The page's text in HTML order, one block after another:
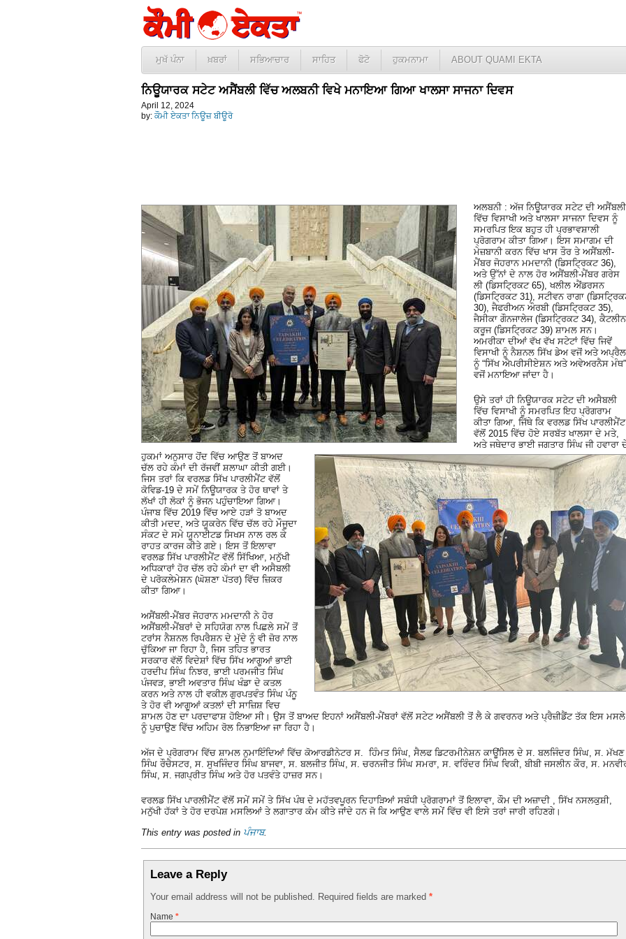
ਮੁਖੱ ਪੰਨਾ ਖ਼ਬਰਾਂ ਸਭਿਆਚਾਰ ਸਾਹਿਤ ਫੋਟੋ ਹੁਕਮਨਾਮਾ ABOUT QUAMI EKTA
ਨਿਊਯਾਰਕ ਸਟੇਟ ਅਸੈਂਬਲੀ ਵਿੱਚ ਅਲਬਨੀ ਵਿਖੇ ਮਨਾਇਆ ਗਿਆ ਖਾਲਸਾ ਸਾਜਨਾ ਦਿਵਸ
April 12, 2024
by: ਕੌਮੀ ਏਕਤਾ ਨਿਊਜ਼ ਬੀਊਰੋ
ਅਲਬਨੀ : ਅੱਜ ਨਿਊਯਾਰਕ ਸਟੇਟ ਦੀ ਅਸੈਂਬਲੀ
ਵਿੱਚ ਵਿਸਾਖੀ ਅਤੇ ਖਾਲਸਾ ਸਾਜਨਾ ਦਿਵਸ ਨੂੰ
ਸਮਰਪਿਤ ਇਕ ਬਹੁਤ ਹੀ ਪ੍ਰਭਾਵਸ਼ਾਲੀ
ਪ੍ਰੋਗਰਾਮ ਕੀਤਾ ਗਿਆ। ਇਸ ਸਮਾਗਮ ਦੀ
ਮੇਜ਼ਬਾਨੀ ਕਰਨ ਵਿੱਚ ਖਾਸ ਤੌਰ ਤੇ ਅਸੈਂਬਲੀ-
ਮੈਂਬਰ ਜੋਹਰਾਨ ਮਮਦਾਨੀ (ਡਿਸਟ੍ਰਿਕਟ 36),
ਅਤੇ ਉੱਨਾਂ ਦੇ ਨਾਲ ਹੋਰ ਅਸੈਂਬਲੀ-ਮੈਂਬਰ ਗਰੇਸ
ਲੀ (ਡਿਸਟ੍ਰਿਕਟ 65), ਖਲੀਲ ਐਂਡਰਸਨ
(ਡਿਸਟ੍ਰਿਕਟ 31), ਸਟੀਵਨ ਰਾਗਾ
30), ਜੈਫਰੀਅਨ ਔਰਬੀ (ਡਿਸਟ੍ਰਿਕਟ 35),
ਜੈਸੀਕਾ ਗੌਨਜਾਲੇਜ (ਡਿਸਟ੍ਰਿਕਟ 34),
ਕਰੂਜ (ਡਿਸਟ੍ਰਿਕਟ 39) ਸ਼ਾਮਲ ਸਨ।
ਅਮਰੀਕਾ ਦੀਆਂ ਵੱਖ ਵੱਖ ਸਟੇਟਾਂ ਵਿੱਚ ਜਿਵੇਂ
ਵਿਸਾਖੀ ਨੂੰ ਨੈਸ਼ਨਲ ਸਿੱਖ ਡੇਅ ਵਜੋਂ ਅਤੇ ਅਪ੍ਰੈਲ
ਨੂੰ “ਸਿੱਖ ਐਪਰੀਸੀਏਸ਼ਨ ਅਤੇ ਅਵੇਅਰਨੈਸ ਮੰਥ”
ਵਜੋਂ ਮਨਾਇਆ ਜਾਂਦਾ ਹੈ।
ਉਸੇ ਤਰਾਂ ਹੀ ਨਿਊਯਾਰਕ ਸਟੇਟ ਦੀ ਅਸੈਬਲੀ
ਵਿੱਚ ਵਿਸਾਖੀ ਨੂੰ ਸਮਰਪਿਤ ਇਹ ਪ੍ਰੋਗਰਾਮ
ਕੀਤਾ ਗਿਆ, ਜਿੱਥੇ ਕਿ ਵਰਲਡ ਸਿੱਖ ਪਾਰਲੀਮੈਂਟ
ਵੱਲੋਂ 2015 ਵਿੱਚ ਹੋਏ ਸਰਬੱਤ ਖਾਲਸਾ ਦੇ ਮਤੇ,
ਅਤੇ ਜਥੇਦਾਰ ਭਾਈ ਜਗਤਾਰ ਸਿੰਘ ਜੀ ਹਵਾਰਾ
ਹੁਕਮਾਂ ਅਨੁਸਾਰ ਹੋਂਦ ਵਿੱਚ ਆਉਣ ਤੋਂ ਬਾਅਦ
ਚੱਲ ਰਹੇ ਕੰਮਾਂ ਦੀ ਰੱਜਵੀਂ ਸ਼ਲਾਘਾ ਕੀਤੀ ਗਈ।
ਜਿਸ ਤਰਾਂ ਕਿ ਵਰਲਡ ਸਿੱਖ ਪਾਰਲੀਮੈਂਟ ਵੱਲੋਂ
ਕੋਵਿਡ-19 ਦੇ ਸਮੇਂ ਨਿਊਯਾਰਕ ਤੇ ਹੋਰ ਥਾਵਾਂ ਤੇ
ਲੱਖਾਂ ਹੀ ਲੋਕਾਂ ਨੂੰ ਭੋਜਨ ਪਹੁੰਚਾਇਆ ਗਿਆ।
ਪੰਜਾਬ ਵਿੱਚ 2019 ਵਿੱਚ ਆਏ ਹੜਾਂ ਤੋ ਬਾਅਦ
ਕੀਤੀ ਮਦਦ, ਅਤੇ ਯੂਕਰੇਨ ਵਿੱਚ ਚੱਲ ਰਹੇ ਮੌਜੂਦਾ
ਸੰਕਟ ਦੇ ਸਮੇ ਯੂਨਾਈਟਡ ਸਿਖਸ ਨਾਲ ਰਲ ਕੇ
ਰਾਹਤ ਕਾਰਜ ਕੀਤੇ ਗਏ। ਇਸ ਤੋਂ ਇਲਾਵਾ
ਵਰਲਡ ਸਿੱਖ ਪਾਰਲੀਮੈਂਟ ਵੱਲੋਂ ਸਿੱਖਿਆ, ਮਨੁੱਖੀ
ਅਧਿਕਾਰਾਂ ਹੋਰ ਚੱਲ ਰਹੇ ਕੰਮਾਂ ਦਾ ਵੀ ਅਸੈਬਲੀ
ਦੇ ਪਰੋਕਲੇਮੇਸ਼ਨ (ਘੋਸ਼ਣਾ ਪੱਤਰ) ਵਿੱਚ ਜ਼ਿਕਰ
ਕੀਤਾ ਗਿਆ।
ਅਸੈਂਬਲੀ-ਮੈਂਬਰ ਜੋਹਰਾਨ ਮਮਦਾਨੀ ਨੇ ਹੋਰ
ਅਸੈਂਬਲੀ-ਮੈਂਬਰਾਂ ਦੇ ਸਹਿਯੋਗ ਨਾਲ ਪਿਛਲੇ ਸਮੇਂ ਤੋਂ
ਟਰਾਂਸ ਨੈਸ਼ਨਲ ਰਿਪਰੈਸ਼ਨ ਦੇ ਮੁੱਦੇ ਨੂੰ ਵੀ ਜ਼ੋਰ ਨਾਲ
ਚੁੱਕਿਆ ਜਾ ਰਿਹਾ ਹੈ, ਜਿਸ ਤਹਿਤ ਭਾਰਤ
ਸਰਕਾਰ ਵੱਲੋਂ ਵਿਦੇਸ਼ਾਂ ਵਿੱਚ ਸਿੱਖ ਆਗੂਆਂ ਭਾਈ
ਹਰਦੀਪ ਸਿੰਘ ਨਿਝਰ, ਭਾਈ ਪਰਮਜੀਤ ਸਿੰਘ
ਪੰਜਵੜ, ਭਾਈ ਅਵਤਾਰ ਸਿੰਘ ਖੰਡਾ ਦੇ ਕਤਲ
ਕਰਨ ਅਤੇ ਨਾਲ ਹੀ ਵਕੀਲ਼ ਗੁਰਪਤਵੰਤ ਸਿੰਘ ਪੰਨੂ
ਤੇ ਹੋਰ ਵੀ ਆਗੂਆਂ ਕਤਲਾਂ ਦੀ ਸਾਜ਼ਿਸ਼ ਵਿਚ
ਸ਼ਾਮਲ ਹੋਣ ਦਾ ਪਰਦਾਫਾਸ਼ ਹੋਇਆ ਸੀ। ਉਸ ਤੋਂ ਬਾਅਦ ਇਹਨਾਂ ਅਸੈਂਬਲੀ-ਮੈਂਬਰਾਂ ਵੱਲੋਂ ਸਟੇਟ ਅਸੈਂਬਲੀ ਤੋਂ ਲੈ ਕੇ ਗਵਰਨਰ ਅਤੇ ਪ੍ਰੈਜ਼ੀਡੈਂਟ ਤੱਕ ਇਸ ਮਸਲੇ
ਨੂੰ ਪੁਚਾਉਣ ਵਿੱਚ ਅਹਿਮ ਰੋਲ ਨਿਭਾਇਆ ਜਾ ਰਿਹਾ ਹੈ।
ਅੱਜ ਦੇ ਪ੍ਰੋਗਰਾਮ ਵਿੱਚ ਸ਼ਾਮਲ ਨੁਮਾਇੰਦਿਆਂ ਵਿੱਚ ਕੋਆਰਡੀਨੇਟਰ ਸ. ਹਿੰਮਤ ਸਿੰਘ, ਸੈਲਫ ਡਿਟਰਮੀਨੇਸ਼ਨ ਕਾਊਂਸਿਲ ਦੇ ਸ. ਬਲਜਿੰਦਰ ਸਿੰਘ, ਸ. ਮੱਖਣ
ਸਿੰਘ ਰੌਚੈਸਟਰ, ਸ. ਸੁਖਜਿੰਦਰ ਸਿੰਘ ਬਾਜਵਾ, ਸ. ਬਲਜੀਤ ਸਿੰਘ, ਸ. ਚਰਨਜੀਤ ਸਿੰਘ ਸਮਰਾ, ਸ. ਵਰਿੰਦਰ ਸਿੰਘ ਵਿਕੀ, ਬੀਬੀ ਜਸਲੀਨ ਕੌਰ, ਸ.
ਸਿੰਘ, ਸ. ਜਗਪ੍ਰੀਤ ਸਿੰਘ ਅਤੇ ਹੋਰ ਪਤਵੰਤੇ ਹਾਜ਼ਰ ਸਨ।
ਵਰਲਡ ਸਿੱਖ ਪਾਰਲੀਮੈਂਟ ਵੱਲੋਂ ਸਮੇਂ ਸਮੇਂ ਤੇ ਸਿੱਖ ਪੰਥ ਦੇ ਮਹੱਤਵਪੂਰਨ ਦਿਹਾੜਿਆਂ ਸਬੰਧੀ ਪ੍ਰੋਗਰਾਮਾਂ ਤੋਂ ਇਲਾਵਾ, ਕੌਮ ਦੀ ਅਜ਼ਾਦੀ , ਸਿੱਖ ਨਸਲਕੁਸ਼ੀ,
ਮਨੁੱਖੀ ਹੱਕਾਂ ਤੇ ਹੋਰ ਦਰਪੇਸ਼ ਮਸਲਿਆਂ ਤੇ ਲਗਾਤਾਰ ਕੰਮ ਕੀਤੇ ਜਾਂਦੇ ਹਨ ਜੋ ਕਿ ਆਉਣ ਵਾਲੇ ਸਮੇਂ ਵਿੱਚ ਵੀ ਇਸੇ ਤਰਾਂ ਜਾਰੀ ਰਹਿਣਗੇ।
This entry was posted in ਪੰਜਾਬ.
Leave a Reply
Your email address will not be published. Required fields are marked *
Name *